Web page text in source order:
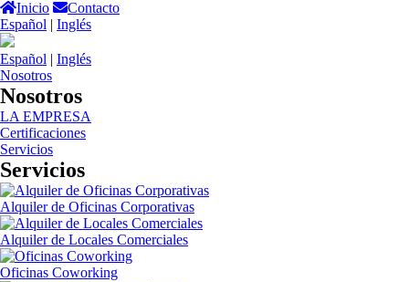
Inicio
Contacto
Español | Inglés
Español | Inglés
Nosotros
Nosotros
LA EMPRESA
Certificaciones
Servicios
Servicios
Alquiler de Oficinas Corporativas
Alquiler de Locales Comerciales
Oficinas Coworking